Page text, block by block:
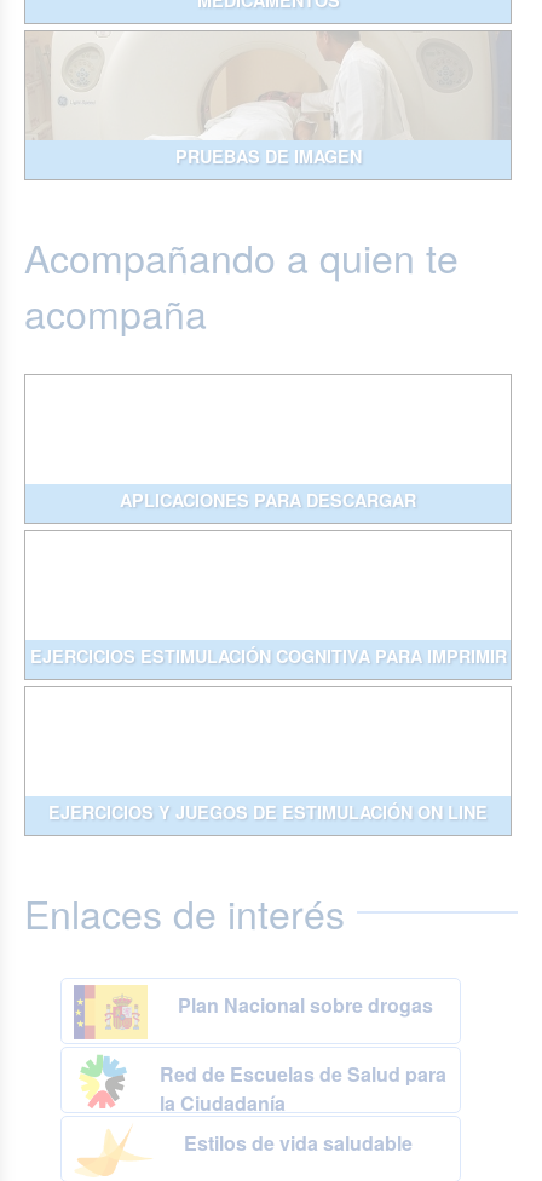
PRUEBAS DE IMAGEN
Acompañando a quien te
acompaña
APLICACIONES PARA DESCARGAR
EJERCICIOS ESTIMULACIÓN COGNITIVA PARA IMPRIMIR
EJERCICIOS Y JUEGOS DE ESTIMULACIÓN ON LINE
Enlaces de interés
Plan Nacional sobre drogas
Red de Escuelas de Salud para
la Ciudadanía
Estilos de vida saludable